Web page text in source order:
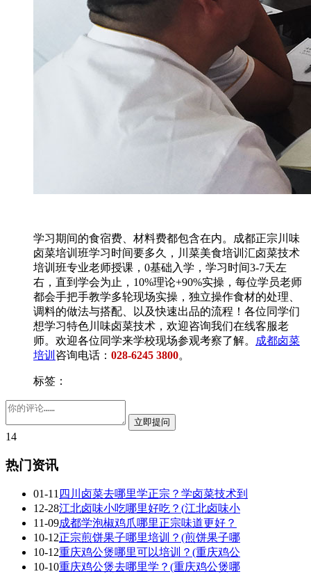
学习期间的食宿费、材料费都包含在内。成都正宗川味
卤菜培训班学习时间要多久，川菜美食培训汇卤菜技术
培训班专业老师授课，0基础入学，学习时间3-7天左
右，直到学会为止，10%理论+90%实操，每位学员老师
都会手把手教学多轮现场实操，独立操作食材的处理、
调料的做法与搭配、以及快速出品的流程！各位同学们
想学习特色川味卤菜技术，欢迎咨询我们在线客服老
师。欢迎各位同学来学校现场参观考察了解。
成都卤菜
培训 咨询电话： 028-6245 3800。
标签：
14
热门资讯
01-11 四川卤菜去哪里学正宗？学卤菜技术到
12-28江北卤味小吃哪里好吃？(江北卤味小
11-09成都学泡椒鸡爪哪里正宗味道更好？
10-12正宗煎饼果子哪里培训？(煎饼果子哪
10-12重庆鸡公煲哪里可以培训？(重庆鸡公
10-10重庆鸡公煲去哪里学？(重庆鸡公煲哪